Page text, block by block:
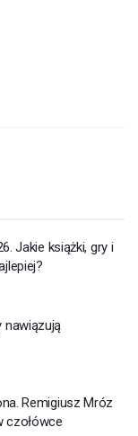
Jakie książki, gry i
nawiązują
Remigiusz Mróz
czołówce